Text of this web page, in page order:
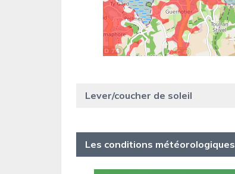
Lever/coucher de soleil
Les conditions météorologiques